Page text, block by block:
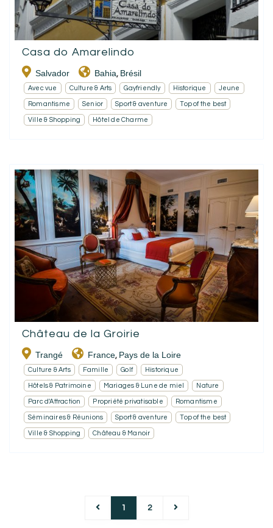
Casa do Amarelindo
Salvador Bahia, Brésil
Avec vue Culture & Arts Gayfriendly Historique Jeune
Romantisme Senior Sport & aventure Top of the best
Ville & Shopping Hôtel de Charme
Château de la Groirie
Trangé France, Pays de la Loire
Culture & Arts Famille Golf Historique
Hôtels & Patrimoine Mariages & Lune de miel Nature
Parc d'Attraction Propriété privatisable Romantisme
Séminaires & Réunions Sport & aventure Top of the best
Ville & Shopping Château & Manoir
1 2